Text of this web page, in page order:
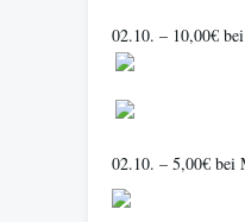
02.10. – 10,00€
02.10. – 5,00€ bei